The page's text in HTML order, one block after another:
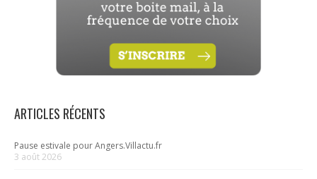
ARTICLES RÉCENTS
Pause estivale pour Angers.Villactu.fr
3 août 2026